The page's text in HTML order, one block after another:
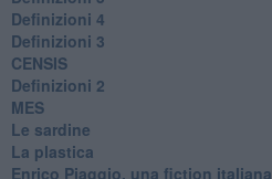
Definizioni 4
Definizioni 3
CENSIS
​Definizioni 2
MES
Le sardine
La plastica
​Enrico Piaggio, una fiction italiana